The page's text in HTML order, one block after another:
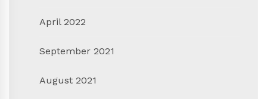
April 2022
September 2021
August 2021